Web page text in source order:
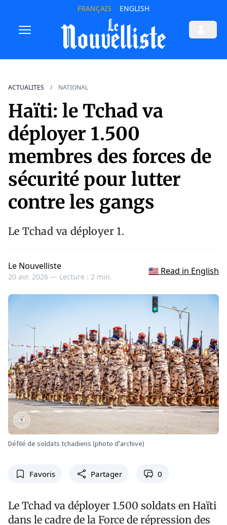
FRANÇAIS ENGLISH
ACTUALITES NATIONAL
Haïti: le Tchad va
déployer 1.500
membres des forces de
sécurité pour lutter
contre les gangs
Le Tchad va déployer 1.
Le Nouvelliste
20 avr. 2026 — Lecture : 2 min.
🇺🇸 Read in English
Défilé de soldats tchadiens (photo d'archive)
Favoris Partager 0
Le Tchad va déployer 1.500 soldats en Haïti
dans le cadre de la Force de répression des